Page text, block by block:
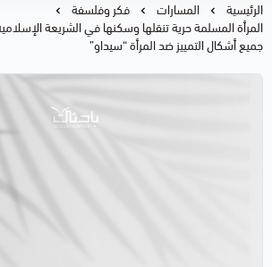
الرئيسية المسارات
فكر وفلسفة
المرأة المسلمة حرية تنقلها وسكنها في الشريعة
جميع أشكال التمييز ضد المرأة “سيداو”